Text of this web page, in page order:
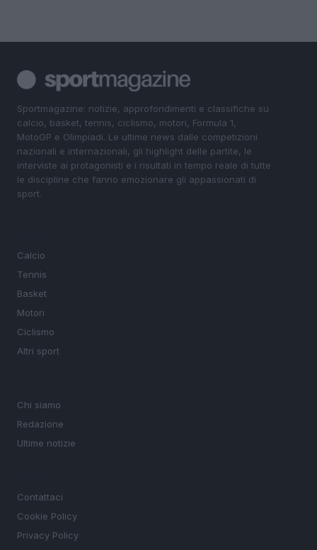
Sportmagazine: notizie, approfondimenti e classifiche su
calcio, basket, tennis, ciclismo, motori, Formula 1,
MotoGP e Olimpiadi. Le ultime news dalle competizioni
nazionali e internazionali, gli highlight delle partite, le
interviste ai protagonisti e i risultati in tempo reale di tutte
le discipline che fanno emozionare gli appassionati di
sport.
Calcio
Tennis
Basket
Motori
Ciclismo
Altri sport
Chi siamo
Redazione
Ultime notizie
Contattaci
Cookie Policy
Privacy Policy